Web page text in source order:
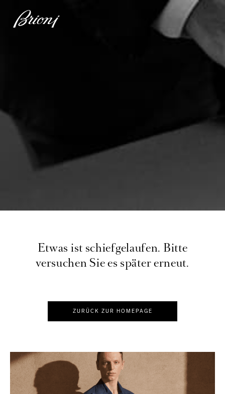
Etwas ist schiefgelaufen. Bitte
versuchen Sie es später erneut.
ZURÜCK ZUR HOMEPAGE